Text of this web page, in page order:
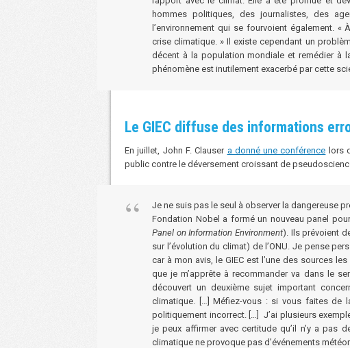
hommes politiques, des journalistes, des
l’environnement qui se fourvoient également.
crise climatique. » Il existe cependant un
décent à la population mondiale et remédier à
phénomène est inutilement exacerbé par cette
Le GIEC diffuse des informations
En juillet, John F. Clauser a donné une conférence lors
public contre le déversement croissant de
Je ne suis pas le seul à observer la dangereuse
Fondation Nobel a formé un nouveau panel
Panel on Information Environment). Ils prévoient
sur l’évolution du climat) de l’ONU. Je pense
car à mon avis, le GIEC est l’une des sources
que je m’apprête à recommander va dans le
découvert un deuxième sujet important
climatique. […] Méfiez-vous : si vous faites de
politiquement incorrect. […] J’ai plusieurs
je peux affirmer avec certitude qu’il n’y a pas
climatique ne provoque pas d’événements